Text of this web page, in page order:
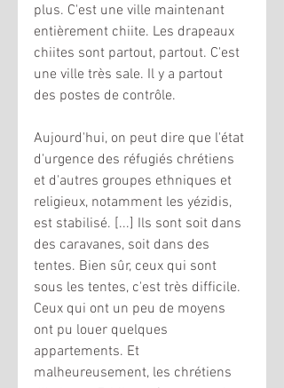
plus. C'est une ville maintenant
entièrement chiite. Les drapeaux
chiites sont partout, partout. C'est
une ville très sale. Il y a partout
des postes de contrôle.
Aujourd'hui, on peut dire que l'état
d'urgence des réfugiés chrétiens
et d'autres groupes ethniques et
religieux, notamment les yézidis,
est stabilisé. [...] Ils sont soit dans
des caravanes, soit dans des
tentes. Bien sûr, ceux qui sont
sous les tentes, c'est très difficile.
Ceux qui ont un peu de moyens
ont pu louer quelques
appartements. Et
malheureusement, les chrétiens